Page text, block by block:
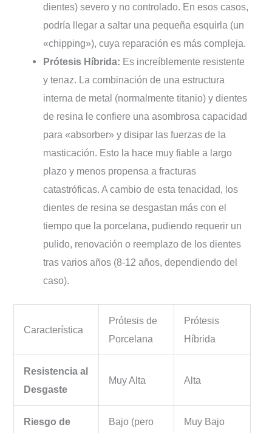
dientes) severo y no controlado. En esos casos,
podría llegar a saltar una pequeña esquirla (un
«chipping»), cuya reparación es más compleja.
Prótesis Híbrida: Es increíblemente resistente
y tenaz. La combinación de una estructura
interna de metal (normalmente titanio) y dientes
de resina le confiere una asombrosa capacidad
para «absorber» y disipar las fuerzas de la
masticación. Esto la hace muy fiable a largo
plazo y menos propensa a fracturas
catastróficas. A cambio de esta tenacidad, los
dientes de resina se desgastan más con el
tiempo que la porcelana, pudiendo requerir un
pulido, renovación o reemplazo de los dientes
tras varios años (8-12 años, dependiendo del
caso).
Característica
Prótesis de
Porcelana
Prótesis
Híbrida
Resistencia al
Desgaste
Muy Alta Alta
Riesgo de
Bajo (pero
Muy Bajo